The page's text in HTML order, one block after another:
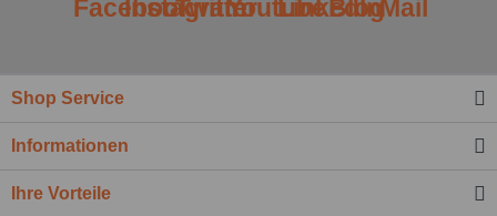
Ich habe die
Felder mit * sind Pflichtfelder.
Nachricht senden
Shop Service
Informationen
Ihre Vorteile